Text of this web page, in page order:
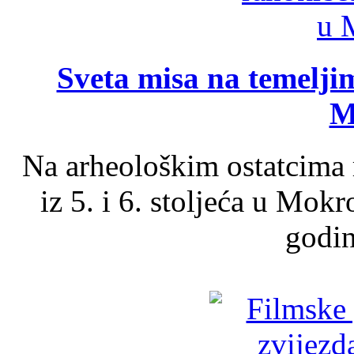
Sveta misa na
Na arheološkim
iz 5. i 6. stoljeća u